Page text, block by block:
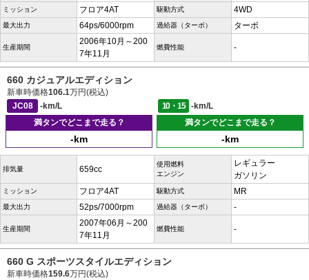
ミッション フロア4AT 駆動方式 4WD
最大出力 64ps/6000rpm 過給器（ターボ） ターボ
生産期間
2006年10月～200
7年11月
燃費性能 -
660 カジュアルエディション
新車時価格106.1万円(税込)
JC08
-km/L 10・15
-km/L
満タンでどこまで走る？
-km
満タンでどこまで走る？
-km
排気量 659cc
使用燃料
エンジン
レギュラー
ガソリン
ミッション フロア4AT 駆動方式 MR
最大出力 52ps/7000rpm 過給器（ターボ） -
生産期間
2007年06月～200
7年11月
燃費性能 -
660 G スポーツスタイルエディション
新車時価格159.6万円(税込)